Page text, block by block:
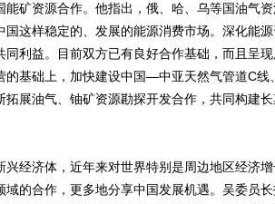
资源合作。他指出，俄、哈、乌等国油气资
这样稳定的、发展的能源消费市场。深化能
利益。目前双方已有良好合作基础，而且呈
的基础上，加快建设中国—中亚天然气管道C线
展油气、铀矿资源勘探开发合作，共同构建
济体，近年来对世界特别是周边地区经济增
域的合作，更多地分享中国发展机遇。吴委员